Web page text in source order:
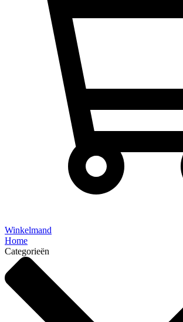
Winkelmand
Home
Categorieën